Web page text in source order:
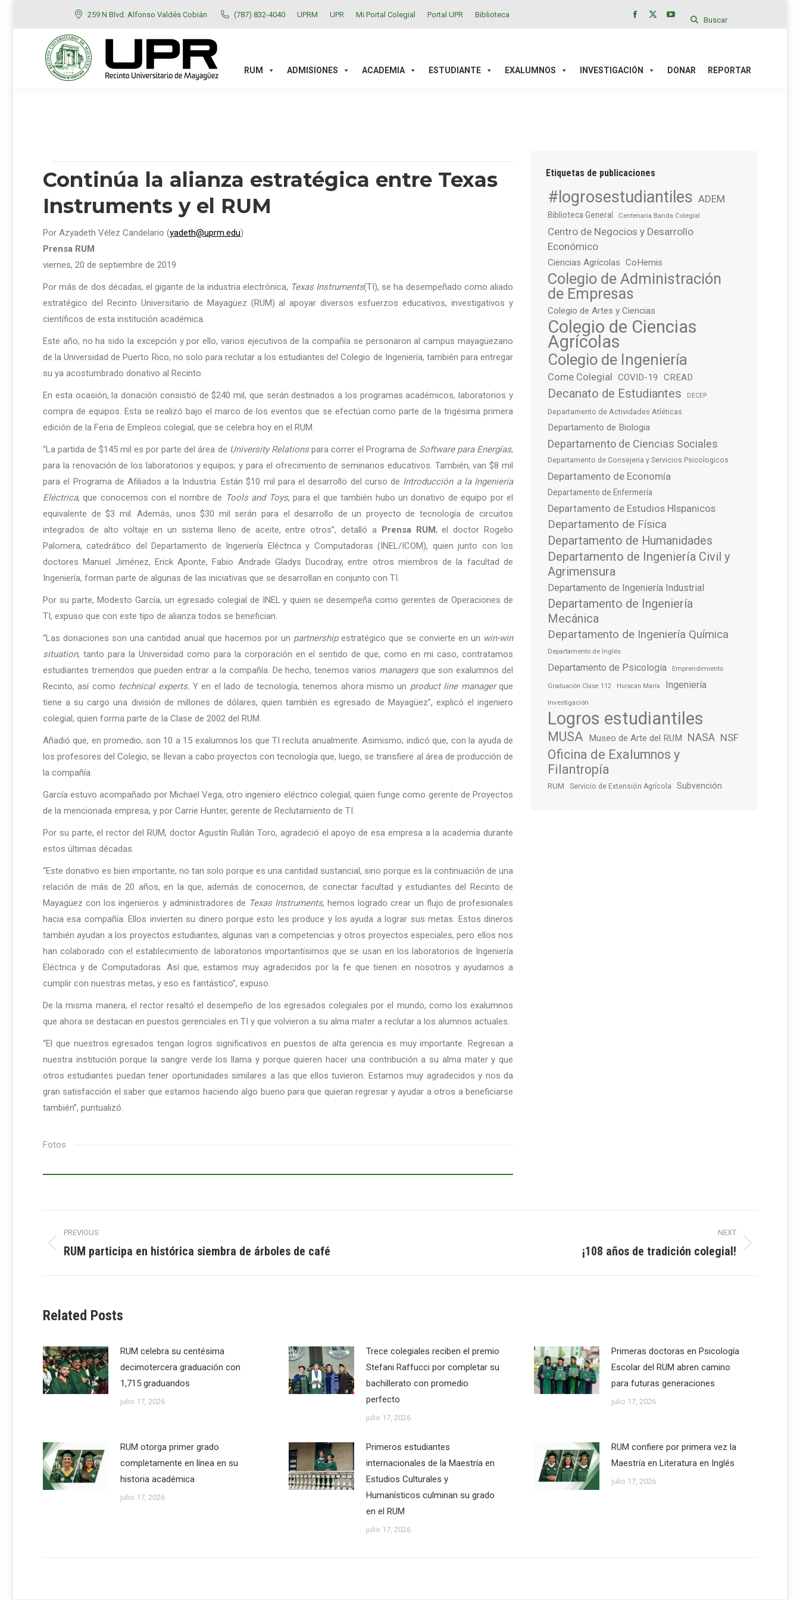
259 N Blvd. Alfonso Valdés Cobián (787) 832-4040 UPRM UPR Mi Portal Colegial Portal UPR Biblioteca
in
in
YouTube
in
Buscar
RUM ADMISIONES ACADEMIA ESTUDIANTE EXALUMNOS INVESTIGACIÓN DONAR REPORTAR
Continúa la alianza estratégica entre Texas
Instruments y el RUM
Por Azyadeth Vélez Candelario (yadeth@uprm.edu)
Prensa RUM
viernes, 20 de septiembre de 2019
Por más de dos décadas, el gigante de la industria electrónica, Texas Instruments(TI), se ha desempeñado como aliado
estratégico del Recinto Universitario de Mayagüez (RUM) al apoyar diversos esfuerzos educativos, investigativos y
científicos de esta institución académica.
Este año, no ha sido la excepción y por ello, varios ejecutivos de la compañía se personaron al campus mayagüezano
de la Universidad de Puerto Rico, no solo para reclutar a los estudiantes del Colegio de Ingeniería, también para entregar
su ya acostumbrado donativo al Recinto.
En esta ocasión, la donación consistió de $240 mil, que serán destinados a los programas académicos, laboratorios y
compra de equipos. Esta se realizó bajo el marco de los eventos que se efectúan como parte de la trigésima primera
edición de la Feria de Empleos colegial, que se celebra hoy en el RUM.
“La partida de $145 mil es por parte del área de University Relationspara correr el Programa de Software para Energías;
para la renovación de los laboratorios y equipos; y para el ofrecimiento de seminarios educativos. También, van $8 mil
para el Programa de Afiliados a la Industria. Están $10 mil para el desarrollo del curso de Introducción a la Ingeniería
Eléctrica, que conocemos con el nombre de Tools and Toys, para el que también hubo un donativo de equipo por el
equivalente de $3 mil. Además, unos $30 mil serán para el desarrollo de un proyecto de tecnología de circuitos
integrados de alto voltaje en un sistema lleno de aceite, entre otros”, detalló a Prensa RUM, el doctor Rogelio
Palomera, catedrático del Departamento de Ingeniería Eléctrica y Computadoras (INEL/ICOM), quien junto con los
doctores Manuel Jiménez, Erick Aponte, Fabio Andrade Gladys Ducodray, entre otros miembros de la facultad de
Ingeniería, forman parte de algunas de las iniciativas que se desarrollan en conjunto con TI.
Por su parte, Modesto García, un egresado colegial de INEL y quien se desempeña como gerentes de Operaciones de
TI, expuso que con este tipo de alianza todos se benefician.
“Las donaciones son una cantidad anual que hacemos por un partnershipestratégico que se convierte en un win-win
situation, tanto para la Universidad como para la corporación en el sentido de que, como en mi caso, contratamos
estudiantes tremendos que pueden entrar a la compañía. De hecho, tenemos varios managers que son exalumnos del
Recinto, así como technical experts. Y en el lado de tecnología, tenemos ahora mismo un product line managerque
tiene a su cargo una división de millones de dólares, quien también es egresado de Mayagüez”, explicó el ingeniero
colegial, quien forma parte de la Clase de 2002 del RUM.
Añadió que, en promedio, son 10 a 15 exalumnos los que TI recluta anualmente. Asimismo, indicó que, con la ayuda de
los profesores del Colegio, se llevan a cabo proyectos con tecnología que, luego, se transfiere al área de producción de
la compañía.
García estuvo acompañado por Michael Vega, otro ingeniero eléctrico colegial, quien funge como gerente de Proyectos
de la mencionada empresa, y por Carrie Hunter, gerente de Reclutamiento de TI.
Por su parte, el rector del RUM, doctor Agustín Rullán Toro, agradeció el apoyo de esa empresa a la academia durante
estos últimas décadas.
“Este donativo es bien importante, no tan solo porque es una cantidad sustancial, sino porque es la continuación de una
relación de más de 20 años, en la que, además de conocernos, de conectar facultad y estudiantes del Recinto de
Mayagüez con los ingenieros y administradores de Texas Instruments, hemos logrado crear un flujo de profesionales
hacia esa compañía. Ellos invierten su dinero porque esto les produce y los ayuda a lograr sus metas. Estos dineros
también ayudan a los proyectos estudiantes, algunas van a competencias y otros proyectos especiales, pero ellos nos
han colaborado con el establecimiento de laboratorios importantísimos que se usan en los laboratorios de Ingeniería
Eléctrica y de Computadoras. Así que, estamos muy agradecidos por la fe que tienen en nosotros y ayudarnos a
cumplir con nuestras metas, y eso es fantástico”, expuso.
De la misma manera, el rector resaltó el desempeño de los egresados colegiales por el mundo, como los exalumnos
que ahora se destacan en puestos gerenciales en TI y que volvieron a su alma mater a reclutar a los alumnos actuales.
“El que nuestros egresados tengan logros significativos en puestos de alta gerencia es muy importante. Regresan a
nuestra institución porque la sangre verde los llama y porque quieren hacer una contribución a su alma mater y que
otros estudiantes puedan tener oportunidades similares a las que ellos tuvieron. Estamos muy agradecidos y nos da
gran satisfacción el saber que estamos haciendo algo bueno para que quieran regresar y ayudar a otros a beneficiarse
también”, puntualizó.
Fotos
Etiquetas de publicaciones
#logrosestudiantiles ADEM
Biblioteca General Centenaria Banda Colegial
Centro de Negocios y Desarrollo
Económico
Ciencias Agrícolas CoHemis
Colegio de Administración
de Empresas
Colegio de Artes y Ciencias
Colegio de Ciencias
Agrícolas
Colegio de Ingeniería
Come Colegial COVID-19 CREAD
Decanato de Estudiantes DECEP
Departamento de Actividades Atléticas
Departamento de Biologia
Departamento de Ciencias Sociales
Departamento de Consejeria y Servicios Psicologicos
Departamento de Economía
Departamento de Enfermería
Departamento de Estudios HIspanicos
Departamento de Física
Departamento de Humanidades
Departamento de Ingeniería Civil y
Agrimensura
Departamento de Ingeniería Industrial
Departamento de Ingeniería
Mecánica
Departamento de Ingeniería Química
Departamento de Inglés
Departamento de Psicología Emprendimiento
Graduación Clase 112 Huracán María Ingeniería
Investigación
Logros estudiantiles
MUSA Museo de Arte del RUM NASA NSF
Oficina de Exalumnos y
Filantropía
RUM Servicio de Extensión Agrícola Subvención
Post
navigation
PREVIOUS
Previous
RUM participa en histórica siembra de árboles de café
NEXT
¡108 años de tradición colegial!
Related Posts
RUM celebra su centésima
decimotercera graduación con
1,715 graduandos
julio 17, 2026
Trece colegiales reciben el premio
Stefani Raffucci por completar su
bachillerato con promedio
perfecto
julio 17, 2026
Primeras doctoras en Psicología
Escolar del RUM abren camino
para futuras generaciones
julio 17, 2026
RUM otorga primer grado
completamente en línea en su
historia académica
julio 17, 2026
Primeros estudiantes
internacionales de la Maestría en
Estudios Culturales y
Humanísticos culminan su grado
en el RUM
julio 17, 2026
RUM confiere por primera vez la
Maestría en Literatura en Inglés
julio 17, 2026
RUM ADMISIONES